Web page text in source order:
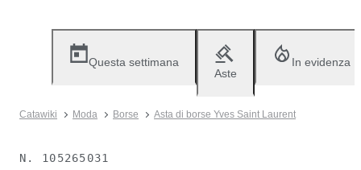
Questa settimana
Aste
In evidenza
Catawiki Moda Borse Asta di borse Yves Saint Laurent
N. 105265031